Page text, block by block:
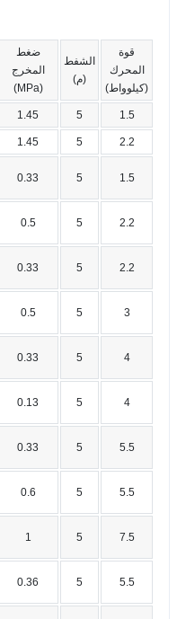
ضغط
المخرج
(MPa)
الشفط
(م)
قوة
المحرك
(كيلوواط)
1.45 5 1.5
1.45 5 2.2
0.33 5 1.5
0.5 5 2.2
0.33 5 2.2
0.5 5 3
0.33 5 4
0.13 5 4
0.33 5 5.5
0.6 5 5.5
1 5 7.5
0.36 5 5.5